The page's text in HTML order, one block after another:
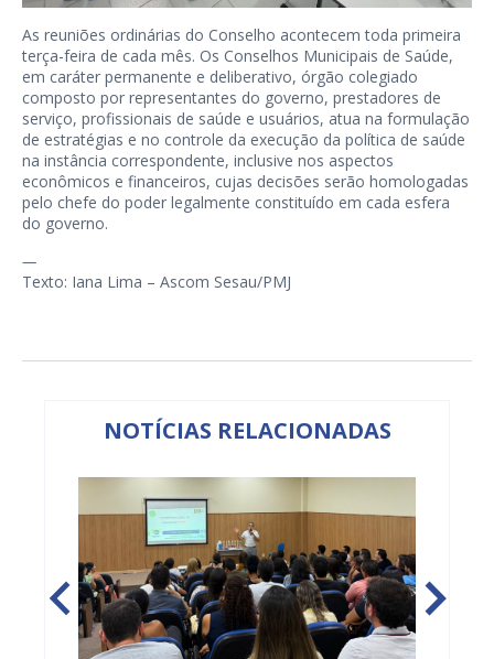
As reuniões ordinárias do Conselho acontecem toda primeira
terça-feira de cada mês. Os Conselhos Municipais de Saúde,
em caráter permanente e deliberativo, órgão colegiado
composto por representantes do governo, prestadores de
serviço, profissionais de saúde e usuários, atua na formulação
de estratégias e no controle da execução da política de saúde
na instância correspondente, inclusive nos aspectos
econômicos e financeiros, cujas decisões serão homologadas
pelo chefe do poder legalmente constituído em cada esfera
do governo.
—
Texto: Iana Lima – Ascom Sesau/PMJ
NOTÍCIAS RELACIONADAS